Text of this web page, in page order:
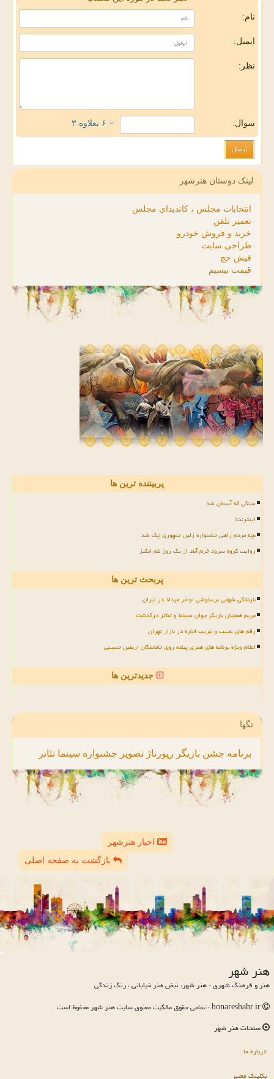
نام:
ایمیل:
نظر:
سوال: = ۶ بعلاوه ۳
لینک دوستان هنرشهر
انتخابات مجلس ، کاندیدای مجلس
تعمیر تلفن
خرید و فروش خودرو
طراحی سایت
فیش حج
قیمت بیسیم
پربیننده ترین ها
سنگی که آسمان شد
اینترنت!
بچه مردم راهی جشنواره زلین جمهوری چک شد
روایت گروه سرود خرم آباد از یک روز غم انگیز
پربحث ترین ها
بارندگی شهابی برساوشی اواخر مرداد در ایران
مریم همتیان بازیگر جوان سینما و تئاتر درگذشت
رقم های عجیب و غریب اجاره در بازار تهران
اعلام ویژه برنامه های هنری پیاده روی جاماندگان اربعین حسینی
جدیدترین ها
تگها
برنامه جشن بازیگر رپورتاژ تصویر جشنواره سینما تئاتر
اخبار هنرشهر
بازگشت به صفحه اصلی
هنر شهر
هنر و فرهنگ شهری - هنر شهر، نبض هنر خیابانی ، رنگ زندگی
صفحات هنر شهر
درباره ما
بکلینک معتبر